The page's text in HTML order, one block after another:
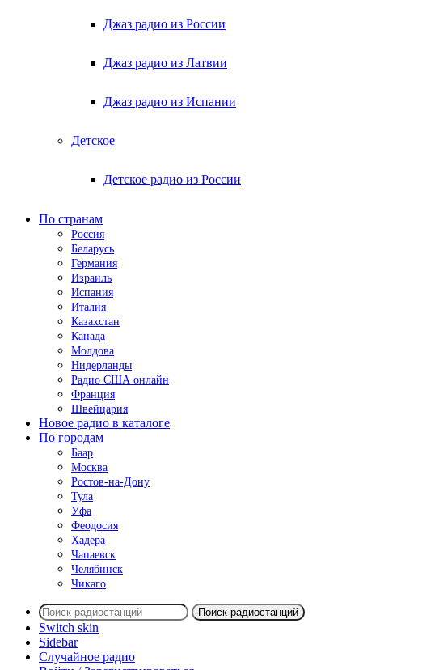
Джаз радио из России
Джаз радио из Латвии
Джаз радио из Испании
Детское
Детское радио из России
По странам
Россия
Беларусь
Германия
Израиль
Испания
Италия
Казахстан
Канада
Молдова
Нидерланды
Радио США онлайн
Франция
Швейцария
Новое радио в каталоге
По городам
Баар
Москва
Ростов-на-Дону
Тула
Уфа
Феодосия
Хадера
Чапаевск
Челябинск
Чикаго
Поиск радиостанций
Switch skin
Sidebar
Случайное радио